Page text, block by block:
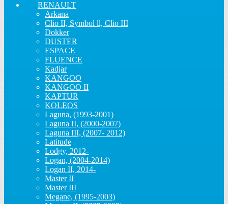
RENAULT
Arkana
Clio II, Symbol ll, Clio III
Dokker
DUSTER
ESPACE
FLUENCE
Kadjar
KANGOO
KANGOO II
KAPTUR
KOLEOS
Laguna, (1993-2001)
Laguna II, (2000-2007)
Laguna III, (2007- 2012)
Latitude
Lodgy, 2012-
Logan, (2004-2014)
Logan II, 2014-
Master II
Master III
Megane, (1995-2003)